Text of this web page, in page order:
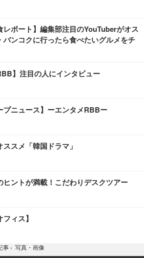
レポート】編集部注目のYouTuberがオス
バンコクに行ったら食べたいグルメをチ
】注目の人にインタビュー
プニュース】ーエンタメRBBー
スメ「韓国ドラマ」
ヒントが満載！こだわりデスクツアー
フィス】
事 › 写真・画像